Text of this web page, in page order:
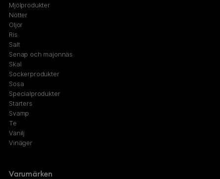
Mjölprodukter
Nötter
Oljor
Ris
Salt
Senap och majonnäs
Skal
Sockerprodukter
Sosa
Specialprodukter
Starters
Svamp
Te
Vanilj
Vinäger
Varumärken